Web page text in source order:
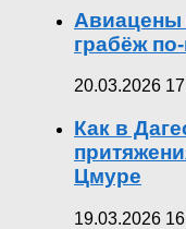
Авиацены
грабёж
20.03.2026
Как в
Цмуре
19.03.2026